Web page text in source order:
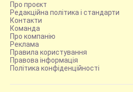
Про проєкт
Редакційна політика і стандарти
Контакти
Команда
Про компанію
Реклама
Правила користування
Правова інформація
Політика конфіденційності